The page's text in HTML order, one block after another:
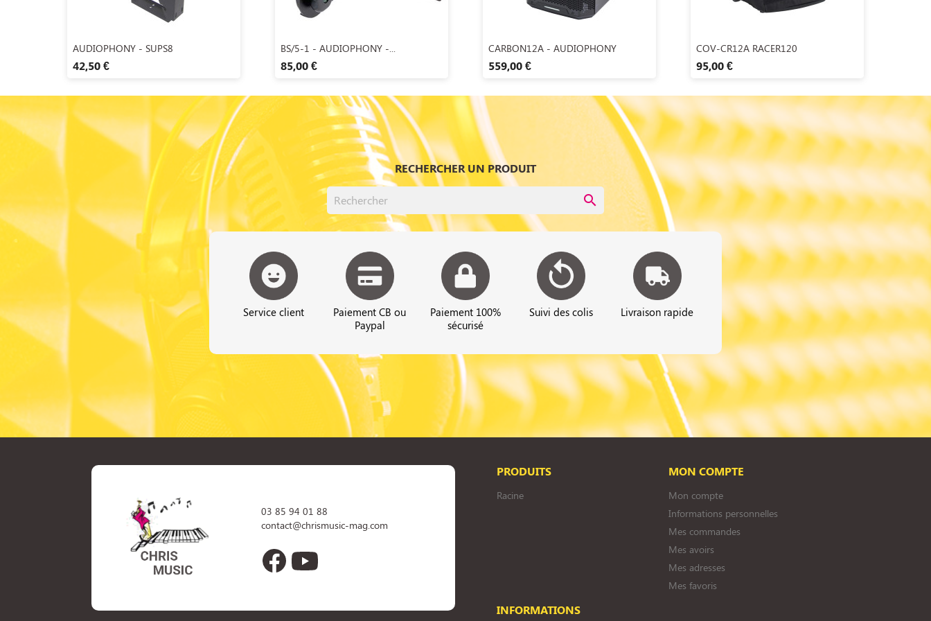
Aperçu rapide
AUDIOPHONY - SUPS8
42,50 €
Aperçu rapide
BS/5-1 - AUDIOPHONY -...
85,00 €
 Aperçu rapide
CARBON12A - AUDIOPHONY
559,00 €
 Aperçu rapide
COV-CR12A RACER120
95,00 €
RECHERCHER UN PRODUIT
search
Service client
Paiement CB ou
Paypal
Paiement 100%
sécurisé
Suivi des colis Livraison rapide
03 85 94 01 88
contact@chrismusic-mag.com
Facebook
PRODUITS
Racine
MON COMPTE
Mon compte
Informations personnelles
Mes commandes
Mes avoirs
Mes adresses
Mes favoris
INFORMATIONS